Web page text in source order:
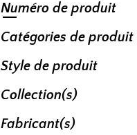
Numéro de produit
Catégories de produit
Style de produit
Collection(s)
Fabricant(s)